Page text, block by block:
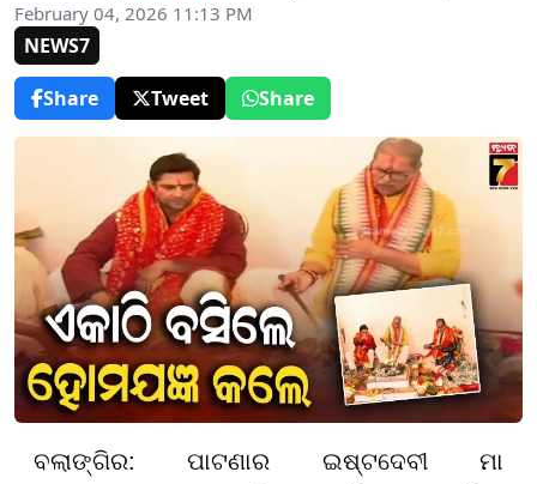
February 04, 2026 11:13 PM
NEWS7
Share
Tweet Share
ବଲାଙ୍ଗିର: ପାଟଣାର ଇଷ୍ଟଦେବୀ ମା